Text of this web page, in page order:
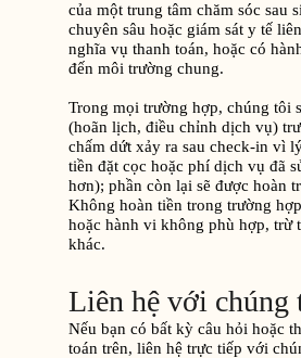
của một trung tâm chăm sóc sau
chuyên sâu hoặc giám sát y tế
nghĩa vụ thanh toán, hoặc có
đến môi trường chung.
Trong mọi trường hợp, chúng tôi
(hoãn lịch, điều chỉnh dịch vụ)
chấm dứt xảy ra sau check-in vì
tiền đặt cọc hoặc phí dịch vụ đã
hơn); phần còn lại sẽ được hoàn
Không hoàn tiền trong trường
hoặc hành vi không phù hợp, trừ
khác.
Liên hệ với chúng
Nếu bạn có bất kỳ câu hỏi hoặc
toán trên, liên hệ trực tiếp với